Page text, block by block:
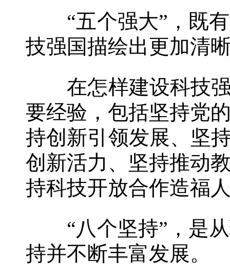
“五个强大”，既有
技强国描绘出更加清
在怎样建设科技强
要经验，包括坚持党
持创新引领发展、坚
创新活力、坚持推动
持科技开放合作造福
“八个坚持”，是从
持并不断丰富发展。